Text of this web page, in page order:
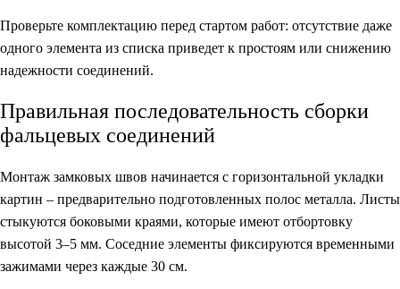
Проверьте комплектацию перед стартом работ: отсутствие даже
одного элемента из списка приведет к простоям или снижению
надежности соединений.
Правильная последовательность сборки
фальцевых соединений
Монтаж замковых швов начинается с горизонтальной укладки
картин – предварительно подготовленных полос металла. Листы
стыкуются боковыми краями, которые имеют отбортовку
высотой 3–5 мм. Соседние элементы фиксируются временными
зажимами через каждые 30 см.